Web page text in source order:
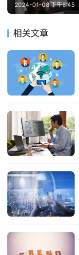
2024-01-08 下午8:45
相关文章